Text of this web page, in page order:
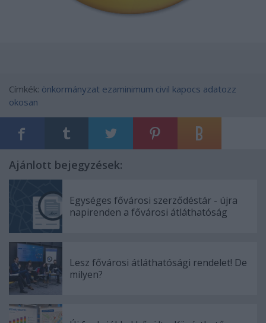
Címkék: önkormányzat ezaminimum civil kapocs adatozz
okosan
Ajánlott bejegyzések:
Egységes fővárosi szerződéstár - újra
napirenden a fővárosi átláthatóság
Lesz fővárosi átláthatósági rendelet! De
milyen?